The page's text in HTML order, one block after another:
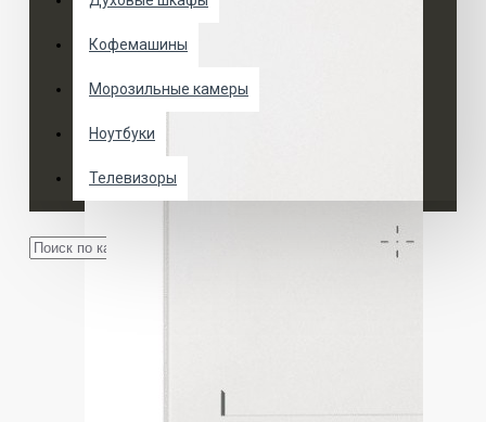
Кофемашины
Морозильные камеры
Ноутбуки
Телевизоры